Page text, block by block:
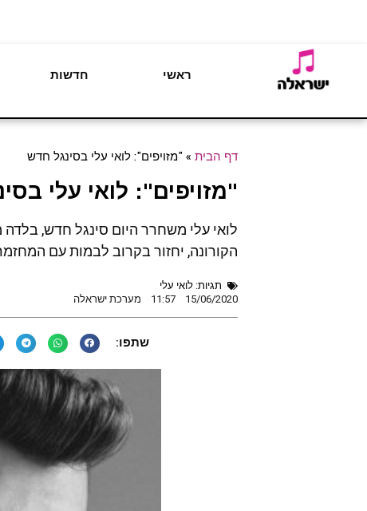
ראשי חדשות
דף הבית » "מזויפים": לואי עלי בסינגל חדש
"מזויפים": לואי עלי
לואי עלי משחרר היום סינגל חדש,
הקורונה, יחזור בקרוב לבמות עם
תגיות: לואי עלי
15/06/2020
11:57 מערכת ישראלה
שתפו: